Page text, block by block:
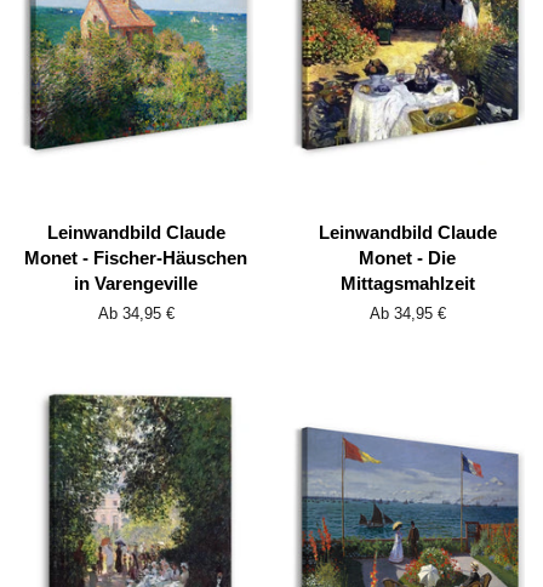
Leinwandbild Claude
Monet - Fischer-Häuschen
in Varengeville
Ab 34,95 €
Leinwandbild Claude
Monet - Die
Mittagsmahlzeit
Ab 34,95 €